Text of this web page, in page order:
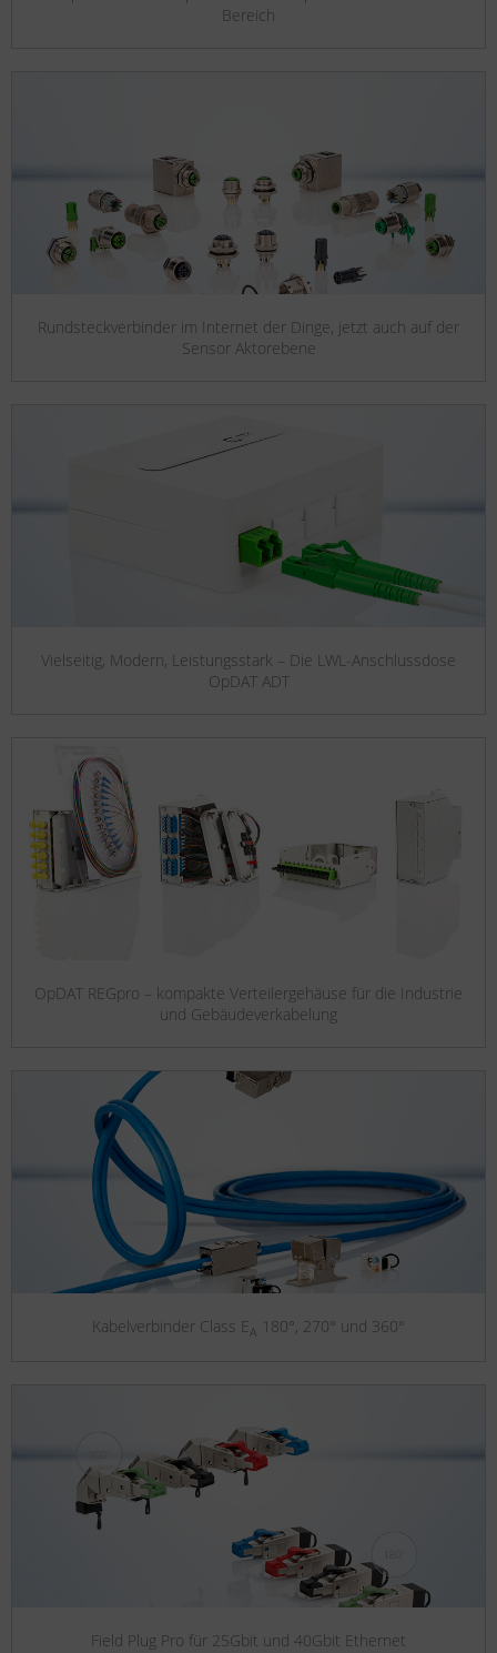
Bereich
Rundsteckverbinder im Internet der Dinge, jetzt auch auf der
Sensor Aktorebene
Vielseitig, Modern, Leistungsstark – Die LWL-Anschlussdose
OpDAT ADT
OpDAT REGpro – kompakte Verteilergehäuse für die Industrie
und Gebäudeverkabelung
Kabelverbinder Class E A 180°, 270° und 360°
Field Plug Pro für 25Gbit und 40Gbit Ethernet